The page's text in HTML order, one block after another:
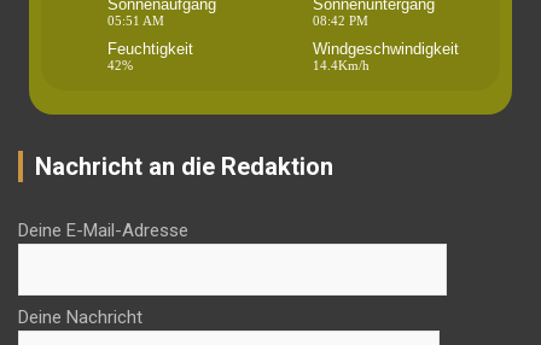
Sonnenaufgang
05:51 AM
Sonnenuntergang
08:42 PM
Feuchtigkeit
42%
Windgeschwindigkeit
14.4Km/h
Nachricht an die Redaktion
Deine E-Mail-Adresse
Deine Nachricht